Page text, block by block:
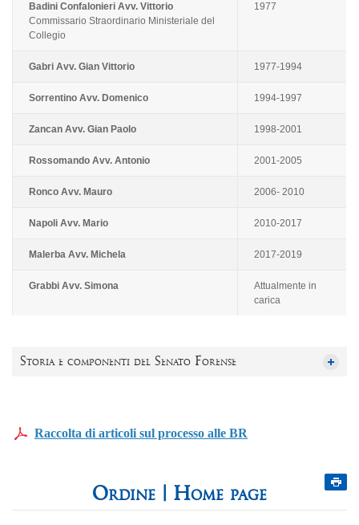
Badini Confalonieri Avv. Vittorio
Commissario Straordinario Ministeriale del
Collegio
1977
Gabri Avv. Gian Vittorio 1977-1994
Sorrentino Avv. Domenico 1994-1997
Zancan Avv. Gian Paolo 1998-2001
Rossomando Avv. Antonio 2001-2005
Ronco Avv. Mauro 2006- 2010
Napoli Avv. Mario 2010-2017
Malerba Avv. Michela 2017-2019
Grabbi Avv. Simona
Attualmente in
carica
Storia e componenti del Senato Forense
Raccolta di articoli sul processo alle BR
Home page